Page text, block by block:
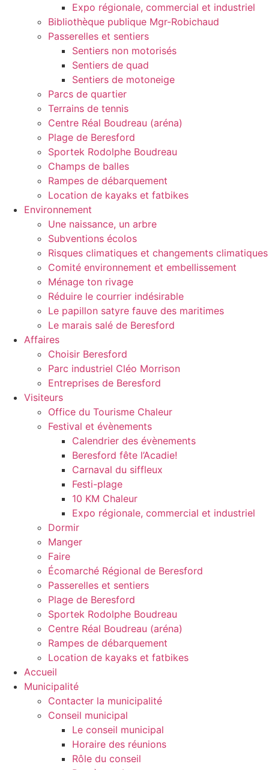
Expo régionale, commercial et industriel
Bibliothèque publique Mgr-Robichaud
Passerelles et sentiers
Sentiers non motorisés
Sentiers de quad
Sentiers de motoneige
Parcs de quartier
Terrains de tennis
Centre Réal Boudreau (aréna)
Plage de Beresford
Sportek Rodolphe Boudreau
Champs de balles
Rampes de débarquement
Location de kayaks et fatbikes
Environnement
Une naissance, un arbre
Subventions écolos
Risques climatiques et changements climatiques
Comité environnement et embellissement
Ménage ton rivage
Réduire le courrier indésirable
Le papillon satyre fauve des maritimes
Le marais salé de Beresford
Affaires
Choisir Beresford
Parc industriel Cléo Morrison
Entreprises de Beresford
Visiteurs
Office du Tourisme Chaleur
Festival et évènements
Calendrier des évènements
Beresford fête l’Acadie!
Carnaval du siffleux
Festi-plage
10 KM Chaleur
Expo régionale, commercial et industriel
Dormir
Manger
Faire
Écomarché Régional de Beresford
Passerelles et sentiers
Plage de Beresford
Sportek Rodolphe Boudreau
Centre Réal Boudreau (aréna)
Rampes de débarquement
Location de kayaks et fatbikes
Accueil
Municipalité
Contacter la municipalité
Conseil municipal
Le conseil municipal
Horaire des réunions
Rôle du conseil